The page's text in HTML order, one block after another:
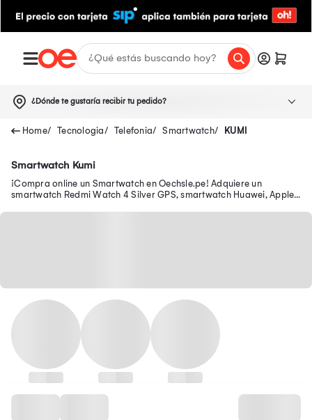
¿Dónde te gustaría recibir tu pedido?
Tecnologia Telefonia Smartwatch KUMI
Smartwatch Kumi
¡Compra online un Smartwatch en Oechsle.pe! Adquiere un
smartwatch Redmi Watch 4 Silver GPS, smartwatch Huawei, Apple